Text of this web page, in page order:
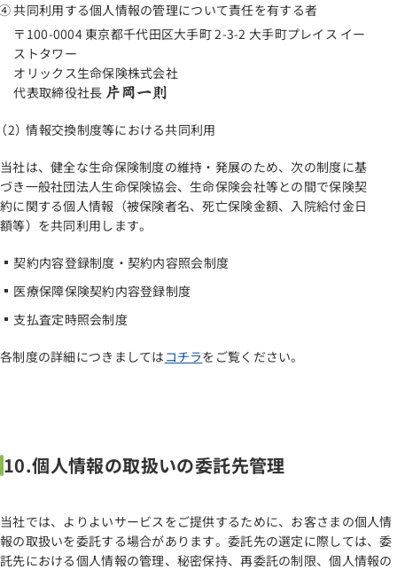
共同利用する個人情報の管理について責任を有する者
〒100-0004 東京都千代田区大手町 2-3-2 大手町プレイス イー
ストタワー
オリックス生命保険株式会社
代表取締役社長
情報交換制度等における共同利用
当社は、健全な生命保険制度の維持・発展のため、次の制度に基
づき一般社団法人生命保険協会、生命保険会社等との間で保険契
約に関する個人情報（被保険者名、死亡保険金額、入院給付金日
額等）を共同利用します。
契約内容登録制度・契約内容照会制度
医療保障保険契約内容登録制度
支払査定時照会制度
各制度の詳細につきましては コチラをご覧ください。
10.個人情報の取扱いの委託先管理
当社では、よりよいサービスをご提供するために、お客さまの個人情
報の取扱いを委託する場合があります。委託先の選定に際しては、委
託先における個人情報の管理、秘密保持、再委託の制限、個人情報の